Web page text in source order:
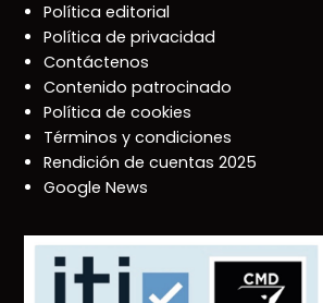
Política editorial
Política de privacidad
Contáctenos
Contenido patrocinado
Política de cookies
Términos y condiciones
Rendición de cuentas 2025
Google News